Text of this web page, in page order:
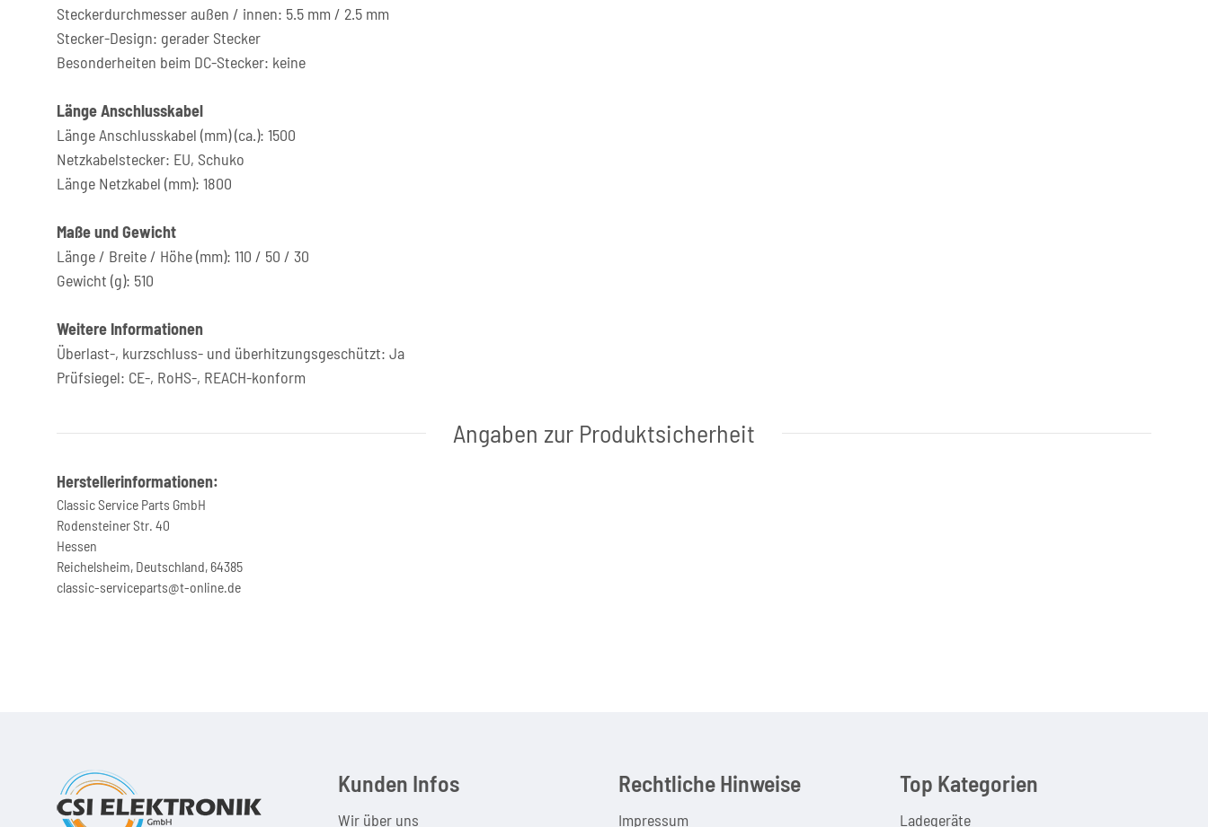
Steckerdurchmesser außen / innen: 5.5 mm / 2.5 mm
Stecker-Design: gerader Stecker
Besonderheiten beim DC-Stecker: keine
Länge Anschlusskabel
Länge Anschlusskabel (mm) (ca.): 1500
Netzkabelstecker: EU, Schuko
Länge Netzkabel (mm): 1800
Maße und Gewicht
Länge / Breite / Höhe (mm): 110 / 50 / 30
Gewicht (g): 510
Weitere Informationen
Überlast-, kurzschluss- und überhitzungsgeschützt: Ja
Prüfsiegel: CE-, RoHS-, REACH-konform
Angaben zur Produktsicherheit
Herstellerinformationen:
Classic Service Parts GmbH
Rodensteiner Str. 40
Hessen
Reichelsheim, Deutschland, 64385
classic-serviceparts@t-online.de
Kunden Infos
Wir über uns
Rechtliche Hinweise
Impressum
Top Kategorien
Ladegeräte